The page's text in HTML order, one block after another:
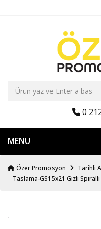
0
MENU
Özer Promosyon
Tarihli
Taslama-GS15x21 Gizli